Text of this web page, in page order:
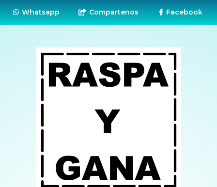
Whatsapp Compartenos Facebook